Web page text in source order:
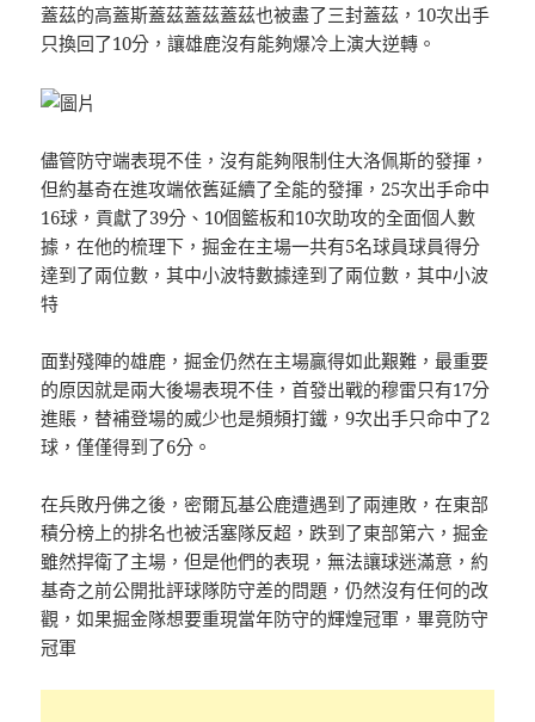
蓋茲的高蓋斯蓋茲蓋茲蓋茲也被盡了三封蓋茲，10次出手
只換回了10分，讓雄鹿沒有能夠爆冷上演大逆轉。
儘管防守端表現不佳，沒有能夠限制住大洛佩斯的發揮，
但約基奇在進攻端依舊延續了全能的發揮，25次出手命中
16球，貢獻了39分、10個籃板和10次助攻的全面個人數
據，在他的梳理下，掘金在主場一共有5名球員球員得分
達到了兩位數，其中小波特數據達到了兩位數，其中小波
特
面對殘陣的雄鹿，掘金仍然在主場贏得如此艱難，最重要
的原因就是兩大後場表現不佳，首發出戰的穆雷只有17分
進賬，替補登場的威少也是頻頻打鐵，9次出手只命中了2
球，僅僅得到了6分。
在兵敗丹佛之後，密爾瓦基公鹿遭遇到了兩連敗，在東部
積分榜上的排名也被活塞隊反超，跌到了東部第六，掘金
雖然捍衛了主場，但是他們的表現，無法讓球迷滿意，約
基奇之前公開批評球隊防守差的問題，仍然沒有任何的改
觀，如果掘金隊想要重現當年防守的輝煌冠軍，畢竟防守
冠軍